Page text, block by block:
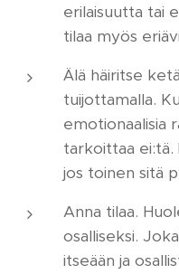
erilaisuutta tai
tilaa myös
Älä häiritse
tuijottamalla.
emotionaalisia
tarkoittaa
jos toinen sitä
Anna tilaa.
osalliseksi.
itseään ja